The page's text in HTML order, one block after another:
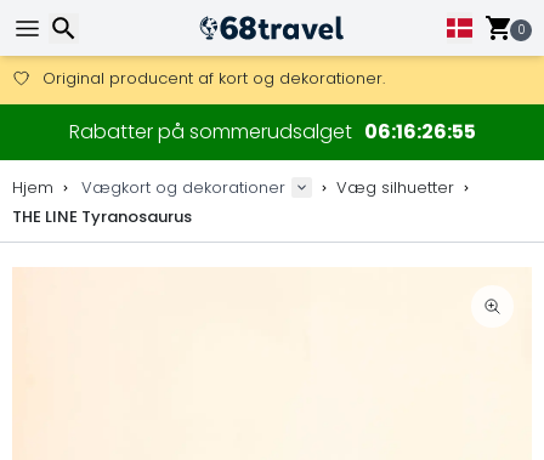
0
DHL Express fra dag til dag er også tilgængelig.
30 dages returret, 90 dage for trækort og dekorationer.
Original producent af kort og dekorationer.
Rabatter på sommerudsalget 06162655
Hjem Vægkort og dekorationer
Væg silhuetter
THE LINE Tyranosaurus
Søg efter
Søg efter